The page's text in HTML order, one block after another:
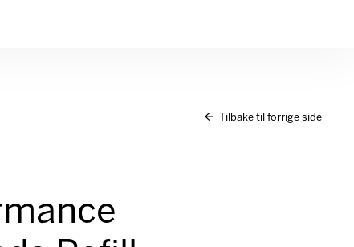
Tilbake til forrige side